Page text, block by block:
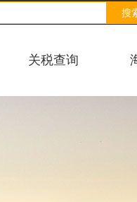
搜
关税查询